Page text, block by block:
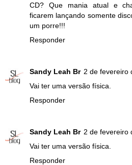
CD? Que mania atual e
ficarem lançando somente
um porre!!!
Responder
Sandy Leah Br 2 de fevereiro
Vai ter uma versão física.
Responder
Sandy Leah Br 2 de fevereiro
Vai ter uma versão física.
Responder